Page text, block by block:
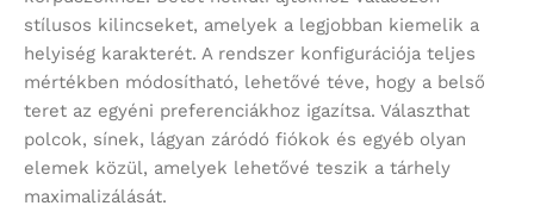
stílusos kilincseket, amelyek a legjobban kiemelik a
helyiség karakterét. A rendszer konfigurációja teljes
mértékben módosítható, lehetővé téve, hogy a belső
teret az egyéni preferenciákhoz igazítsa. Választhat
polcok, sínek, lágyan záródó fiókok és egyéb olyan
elemek közül, amelyek lehetővé teszik a tárhely
maximalizálását.